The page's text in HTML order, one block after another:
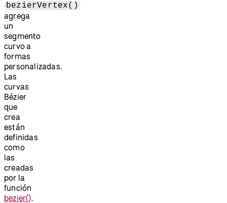
bezierVertex()
agrega
un
segmento
curvo a
formas
personalizadas.
Las
curvas
Bézier
que
crea
están
definidas
como
las
creadas
por la
función
bezier().